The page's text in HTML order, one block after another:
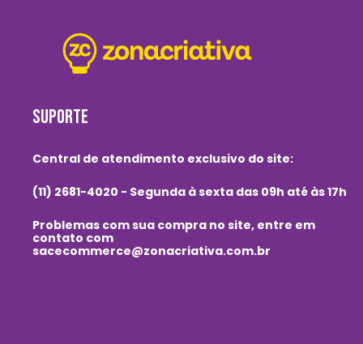
SUPORTE
Central de atendimento exclusivo do site:
(11) 2681-4020 - Segunda à sexta das 09h até às 17h
Problemas com sua compra no site, entre em
contato com
sacecommerce@zonacriativa.com.br